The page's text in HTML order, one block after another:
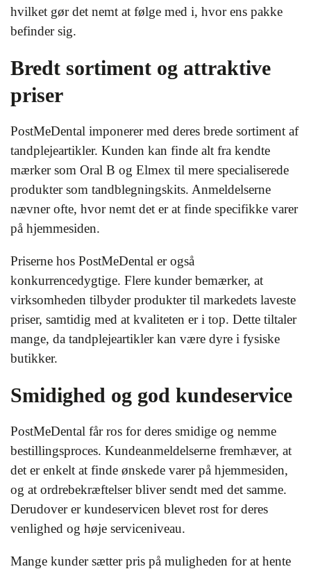
hvilket gør det nemt at følge med i, hvor ens pakke
befinder sig.
Bredt sortiment og attraktive
priser
PostMeDental imponerer med deres brede sortiment af
tandplejeartikler. Kunden kan finde alt fra kendte
mærker som Oral B og Elmex til mere specialiserede
produkter som tandblegningskits. Anmeldelserne
nævner ofte, hvor nemt det er at finde specifikke varer
på hjemmesiden.
Priserne hos PostMeDental er også
konkurrencedygtige. Flere kunder bemærker, at
virksomheden tilbyder produkter til markedets laveste
priser, samtidig med at kvaliteten er i top. Dette tiltaler
mange, da tandplejeartikler kan være dyre i fysiske
butikker.
Smidighed og god kundeservice
PostMeDental får ros for deres smidige og nemme
bestillingsproces. Kundeanmeldelserne fremhæver, at
det er enkelt at finde ønskede varer på hjemmesiden,
og at ordrebekræftelser bliver sendt med det samme.
Derudover er kundeservicen blevet rost for deres
venlighed og høje serviceniveau.
Mange kunder sætter pris på muligheden for at hente